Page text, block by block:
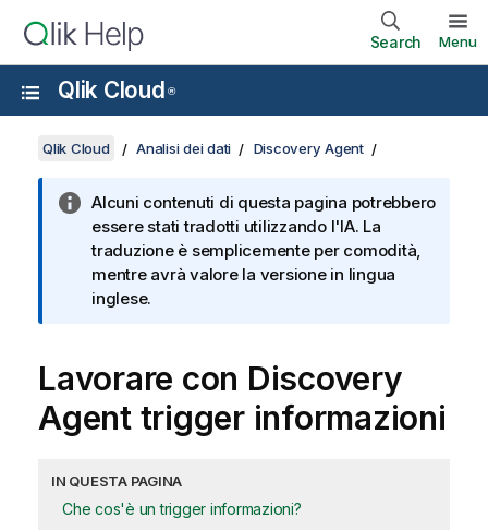
Search Menu
Qlik Cloud ®
Qlik Cloud Analisi dei dati Discovery Agent
Alcuni contenuti di questa pagina potrebbero
essere stati tradotti utilizzando l'IA. La
traduzione è semplicemente per comodità,
mentre avrà valore la versione in lingua
inglese.
Lavorare con Discovery
Agenttrigger informazioni
IN QUESTA PAGINA
Che cos'è un trigger informazioni?